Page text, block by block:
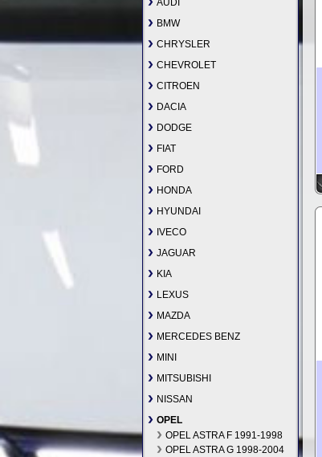
AUDI
BMW
CHRYSLER
CHEVROLET
CITROEN
DACIA
DODGE
FIAT
FORD
HONDA
HYUNDAI
IVECO
JAGUAR
KIA
LEXUS
MAZDA
MERCEDES BENZ
MINI
MITSUBISHI
NISSAN
OPEL
OPEL ASTRA F 1991-1998
OPEL ASTRA G 1998-2004